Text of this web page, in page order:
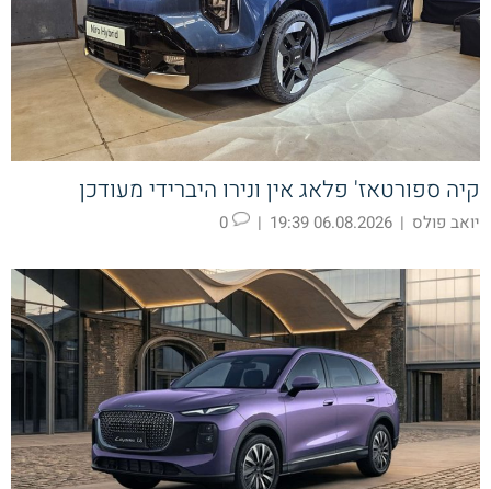
קיה ספורטאז' פלאג אין ונירו היברידי מעודכן
יואב פולס |
06.08.2026 19:39
|